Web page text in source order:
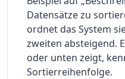
Datensätze zu
ordnet das System
zweiten absteigend.
oder unten zeigt,
Sortierreihenfolge.